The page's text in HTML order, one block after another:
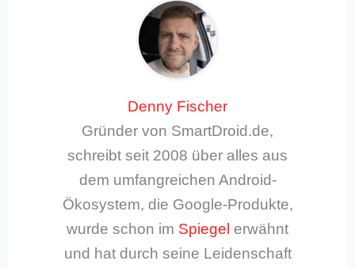
Denny Fischer
Gründer von SmartDroid.de,
schreibt seit 2008 über alles aus
dem umfangreichen Android-
Ökosystem, die Google-Produkte,
wurde schon im Spiegel erwähnt
und hat durch seine Leidenschaft